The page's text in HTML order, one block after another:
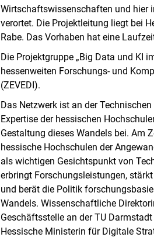
Wirtschaftswissenschaften und hier
verortet. Die Projektleitung liegt bei
Rabe. Das Vorhaben hat eine
Die Projektgruppe „Big Data und KI
hessenweiten Forschungs- und
(ZEVEDI).
Das Netzwerk ist an der
Expertise der hessischen
Gestaltung dieses Wandels bei. Am
hessische Hochschulen der
als wichtigen Gesichtspunkt von
erbringt Forschungsleistungen,
und berät die Politik
Wandels. Wissenschaftliche
Geschäftsstelle an der TU
Hessische Ministerin für Digitale